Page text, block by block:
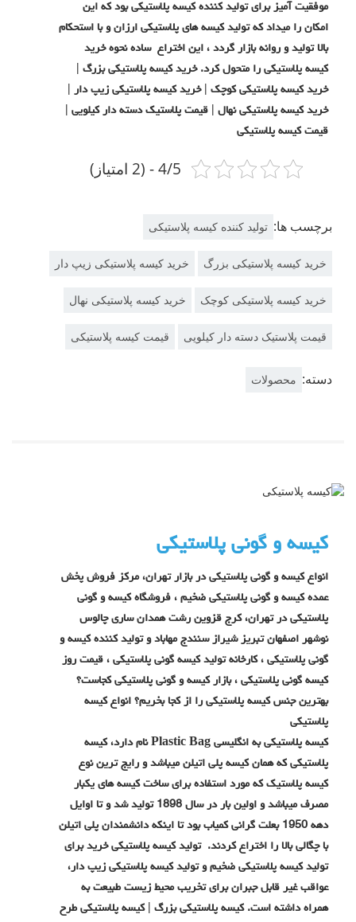
موفقیت آمیز برای تولید کننده کیسه پلاستیکی بود که این
امکان را میداد که تولید کیسه های پلاستیکی ارزان و با استحکام
بالا تولید و روانه بازار گردد ، این اختراع ساده نحوه خرید
کیسه پلاستیکی را متحول کرد. خرید کیسه پلاستیکی بزرگ |
خرید کیسه پلاستیکی کوچک | خرید کیسه پلاستیکی زیپ دار |
خرید کیسه پلاستیکی نهال | قیمت پلاستیک دسته دار کیلویی |
قیمت کیسه پلاستیکی
4/5 - (2 امتیاز)
برچسب ها: تولید کننده کیسه پلاستیکی
خرید کیسه پلاستیکی بزرگ خرید کیسه پلاستیکی زیپ دار
خرید کیسه پلاستیکی کوچک خرید کیسه پلاستیکی نهال
قیمت پلاستیک دسته دار کیلویی قیمت کیسه پلاستیکی
دسته: محصولات
کیسه و گونی پلاستیکی
انواع کیسه و گونی پلاستیکی در بازار تهران، مرکز فروش پخش
عمده کیسه و گونی پلاستیکی ضخیم ، فروشگاه کیسه و گونی
پلاستیکی در تهران، کرج قزوین رشت همدان ساری چالوس
نوشهر اصفهان تبریز شیراز سنندج مهاباد و تولید کننده کیسه و
گونی پلاستیکی ، کارخانه تولید کیسه گونی پلاستیکی ، قیمت روز
کیسه گونی پلاستیکی ، بازار کیسه و گونی پلاستیکی کجاست؟
بهترین جنس کیسه پلاستیکی را از کجا بخریم؟ انواع کیسه
پلاستیکی
کیسه پلاستیکی به انگلیسی Plastic Bag نام دارد، کیسه
پلاستیکی که همان کیسه پلی اتیلن میباشد و رایج ترین نوع
کیسه پلاستیک که مورد استفاده برای ساخت کیسه های یکبار
مصرف میباشد و اولین بار در سال 1898 تولید شد و تا اوایل
دهه 1950 بعلت گرانی کمیاب بود تا اینکه دانشمندان پلی اتیلن
با چگالی بالا را اختراع کردند. تولید کیسه پلاستیکی خرید برای
تولید کیسه پلاستیکی ضخیم و تولید کیسه پلاستیکی زیپ دار،
عواقب غیر قابل جبران برای تخریب محیط زیست طبیعت به
همراه داشته است. کیسه پلاستیکی بزرگ | کیسه پلاستیکی طرح